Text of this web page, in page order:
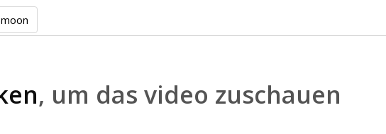
, um das video zuschauen